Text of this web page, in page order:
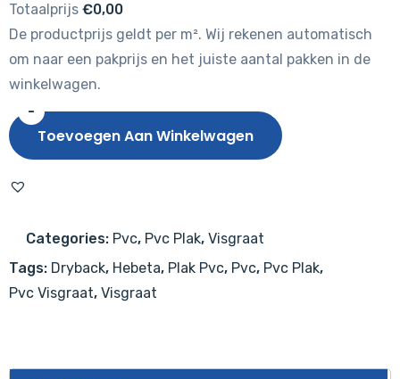
Totaalprijs €0,00
De productprijs geldt per m². Wij rekenen automatisch
om naar een pakprijs en het juiste aantal pakken in de
winkelwagen.
-
Hebeta
Charente
XL
aantal
Toevoegen Aan Winkelwagen
Categories: Pvc, Pvc Plak, Visgraat
Tags: Dryback, Hebeta, Plak Pvc, Pvc, Pvc Plak,
Pvc Visgraat, Visgraat